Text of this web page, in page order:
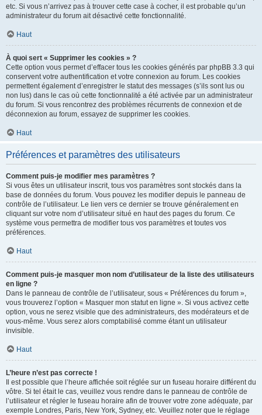
etc. Si vous n’arrivez pas à trouver cette case à cocher, il est probable qu’un
administrateur du forum ait désactivé cette fonctionnalité.
Haut
À quoi sert « Supprimer les cookies » ?
Cette option vous permet d’effacer tous les cookies générés par phpBB 3.3 qui
conservent votre authentification et votre connexion au forum. Les cookies
permettent également d’enregistrer le statut des messages (s’ils sont lus ou
non lus) dans le cas où cette fonctionnalité a été activée par un administrateur
du forum. Si vous rencontrez des problèmes récurrents de connexion et de
déconnexion au forum, essayez de supprimer les cookies.
Haut
Préférences et paramètres des utilisateurs
Comment puis-je modifier mes paramètres ?
Si vous êtes un utilisateur inscrit, tous vos paramètres sont stockés dans la
base de données du forum. Vous pouvez les modifier depuis le panneau de
contrôle de l’utilisateur. Le lien vers ce dernier se trouve généralement en
cliquant sur votre nom d’utilisateur situé en haut des pages du forum. Ce
système vous permettra de modifier tous vos paramètres et toutes vos
préférences.
Haut
Comment puis-je masquer mon nom d’utilisateur de la liste des utilisateurs
en ligne ?
Dans le panneau de contrôle de l’utilisateur, sous « Préférences du forum »,
vous trouverez l’option « Masquer mon statut en ligne ». Si vous activez cette
option, vous ne serez visible que des administrateurs, des modérateurs et de
vous-même. Vous serez alors comptabilisé comme étant un utilisateur
invisible.
Haut
L’heure n’est pas correcte !
Il est possible que l’heure affichée soit réglée sur un fuseau horaire différent du
vôtre. Si tel était le cas, veuillez vous rendre dans le panneau de contrôle de
l’utilisateur et régler le fuseau horaire afin de trouver votre zone adéquate, par
exemple Londres, Paris, New York, Sydney, etc. Veuillez noter que le réglage